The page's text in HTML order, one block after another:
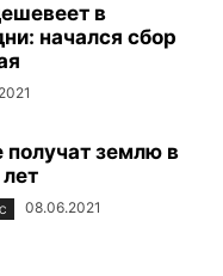
в
начался сбор
получат землю в
08.06.2021